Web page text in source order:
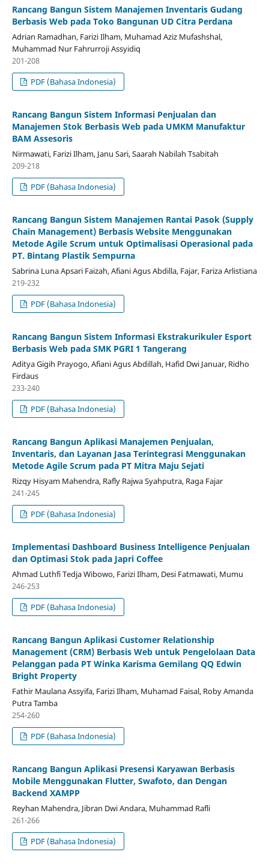
Rancang Bangun Sistem Manajemen Inventaris Gudang
Berbasis Web pada Toko Bangunan UD Citra Perdana
Adrian Ramadhan, Farizi Ilham, Muhamad Aziz Mufashshal,
Muhammad Nur Fahrurroji Assyidiq
201-208
PDF (Bahasa Indonesia)
Rancang Bangun Sistem Informasi Penjualan dan
Manajemen Stok Berbasis Web pada UMKM Manufaktur
BAM Assesoris
Nirmawati, Farizi Ilham, Janu Sari, Saarah Nabilah Tsabitah
209-218
PDF (Bahasa Indonesia)
Rancang Bangun Sistem Manajemen Rantai Pasok (Supply
Chain Management) Berbasis Website Menggunakan
Metode Agile Scrum untuk Optimalisasi Operasional pada
PT. Bintang Plastik Sempurna
Sabrina Luna Apsari Faizah, Afiani Agus Abdilla, Fajar, Fariza Arlistiana
219-232
PDF (Bahasa Indonesia)
Rancang Bangun Sistem Informasi Ekstrakurikuler Esport
Berbasis Web pada SMK PGRI 1 Tangerang
Aditya Gigih Prayogo, Afiani Agus Abdillah, Hafid Dwi Januar, Ridho
Firdaus
233-240
PDF (Bahasa Indonesia)
Rancang Bangun Aplikasi Manajemen Penjualan,
Inventaris, dan Layanan Jasa Terintegrasi Menggunakan
Metode Agile Scrum pada PT Mitra Maju Sejati
Rizqy Hisyam Mahendra, Rafly Rajwa Syahputra, Raga Fajar
241-245
PDF (Bahasa Indonesia)
Implementasi Dashboard Business Intelligence Penjualan
dan Optimasi Stok pada Japri Coffee
Ahmad Luthfi Tedja Wibowo, Farizi Ilham, Desi Fatmawati, Mumu
246-253
PDF (Bahasa Indonesia)
Rancang Bangun Aplikasi Customer Relationship
Management (CRM) Berbasis Web untuk Pengelolaan Data
Pelanggan pada PT Winka Karisma Gemilang QQ Edwin
Bright Property
Fathir Maulana Assyifa, Farizi Ilham, Muhamad Faisal, Roby Amanda
Putra Tamba
254-260
PDF (Bahasa Indonesia)
Rancang Bangun Aplikasi Presensi Karyawan Berbasis
Mobile Menggunakan Flutter, Swafoto, dan Dengan
Backend XAMPP
Reyhan Mahendra, Jibran Dwi Andara, Muhammad Rafli
261-266
PDF (Bahasa Indonesia)